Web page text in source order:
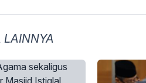
LAINNYA